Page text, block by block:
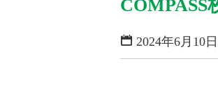
2024年6月10日